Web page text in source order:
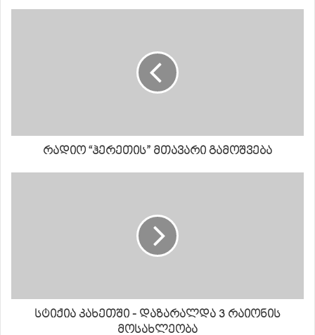
რადიო “ჰერეთის” მთავარი გამოშვება
სტიქია კახეთში - დაზარალდა 3 რაიონის
მოსახლეობა